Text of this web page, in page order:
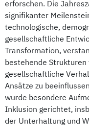
erforschen. Die
signifikanter
technologische,
gesellschaftliche
Transformation,
bestehende
gesellschaftliche
Ansätze zu
wurde besondere
Inklusion gerichtet,
der Unterhaltung und